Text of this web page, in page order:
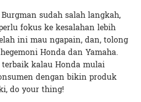
sudah salah langkah,
fokus ke kesalahan lebih
ini mau ngapain, dan, tolong
Honda dan Yamaha.
kalau Honda mulai
dengan bikin produk
do your thing!